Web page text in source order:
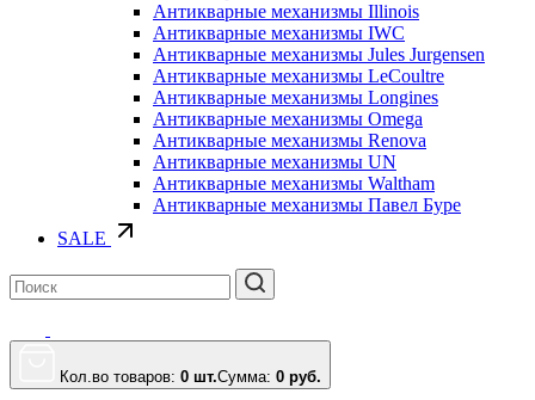
Антикварные механизмы Illinois
Антикварные механизмы IWC
Антикварные механизмы Jules Jurgensen
Антикварные механизмы LeCoultre
Антикварные механизмы Longines
Антикварные механизмы Omega
Антикварные механизмы Renova
Антикварные механизмы UN
Антикварные механизмы Waltham
Антикварные механизмы Павел Буре
SALE
Кол.во товаров: 0 шт.Сумма: 0 руб.